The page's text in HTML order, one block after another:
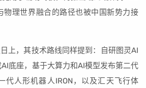
物理世界融合的路径也被中国新势力接
上，其技术路线同样提到：自研图灵AI
底座，基于大算力和AI模型发布第二代
代人形机器人IRON，以及汇天飞行体